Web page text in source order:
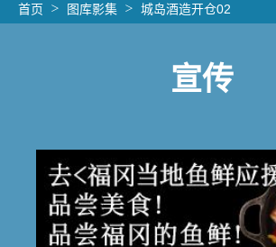
首页 图库影集 城岛酒造开仓02
宣传